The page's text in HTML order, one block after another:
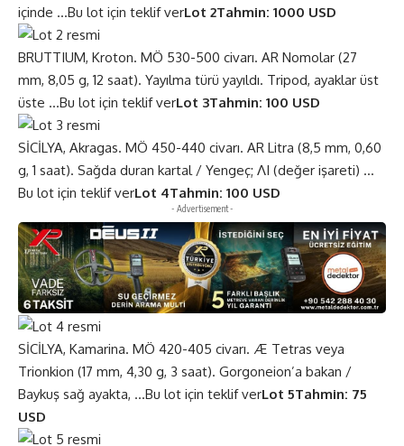
içinde …Bu lot için teklif verLot 2Tahmin: 1000 USD
BRUTTIUM, Kroton. MÖ 530-500 civarı. AR Nomolar (27
mm, 8,05 g, 12 saat). Yayılma türü yayıldı. Tripod, ayaklar üst
üste …Bu lot için teklif verLot 3Tahmin: 100 USD
SİCİLYA, Akragas. MÖ 450-440 civarı. AR Litra (8,5 mm, 0,60
g, 1 saat). Sağda duran kartal / Yengeç; ΛI (değer işareti) …
Bu lot için teklif verLot 4Tahmin: 100 USD
- Advertisement -
SİCİLYA, Kamarina. MÖ 420-405 civarı. Æ Tetras veya
Trionkion (17 mm, 4,30 g, 3 saat). Gorgoneion’a bakan /
Baykuş sağ ayakta, …Bu lot için teklif verLot 5Tahmin: 75
USD